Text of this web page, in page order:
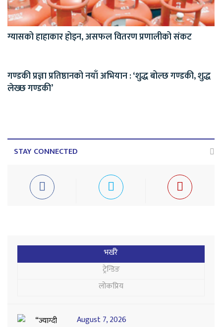
ग्यासको हाहाकार होइन, असफल वितरण प्रणालीको संकट
गण्डकी प्रज्ञा प्रतिष्ठानको नयाँ अभियान : ‘शुद्ध बोल्छ गण्डकी, शुद्ध
लेख्छ गण्डकी’
STAY CONNECTED
भर्खरै
ट्रेन्डिङ
लोकप्रिय
August 7, 2026